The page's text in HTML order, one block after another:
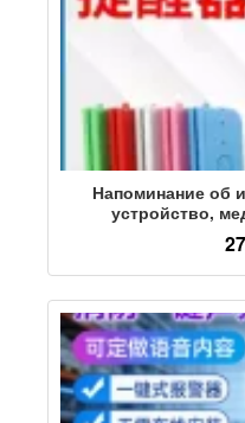
Напоминание об
устройство,
автоматические
перезаряжаемая